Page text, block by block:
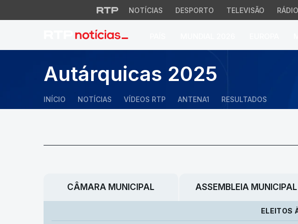
NOTÍCIAS DESPORTO TELEVISÃO RÁDIO
Autárquicas 2025
INÍCIO NOTÍCIAS VÍDEOS RTP ANTENA1 RESULTADOS
CÂMARA MUNICIPAL ASSEMBLEIA MUNICIPAL
ELEITOS